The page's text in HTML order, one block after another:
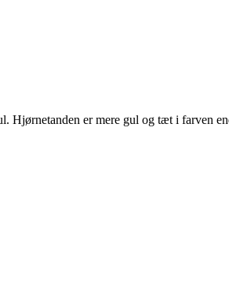
Hjørnetanden er mere gul og tæt i farven